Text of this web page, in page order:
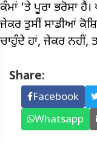
ਕੰਮਾਂ ‘ਤੇ ਪੂਰਾ ਭਰੋਸਾ
ਜੇਕਰ ਤੁਸੀਂ ਸਾਡੀਆਂ
ਚਾਹੁੰਦੇ ਹਾਂ, ਜੇਕਰ ਨਹੀਂ,
Share:
Facebook
Whatsapp